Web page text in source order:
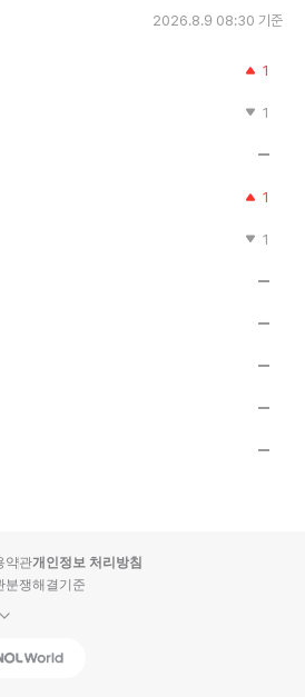
2026.8.9 08:30 기준
1
1
1
1
약관개인정보 처리방침
분쟁해결기준
Global